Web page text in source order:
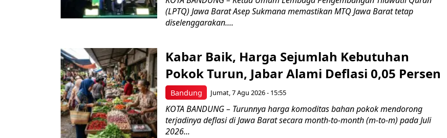
(LPTQ) Jawa Barat Asep Sukmana memastikan MTQ Jawa Barat tetap
diselenggarakan....
Bandung
Kabar Baik, Harga Sejumlah Kebutuhan
Pokok Turun, Jabar Alami Deflasi 0,05 Persen
Jumat, 7 Agu 2026 - 15:55
KOTA BANDUNG – Turunnya harga komoditas bahan pokok mendorong
terjadinya deflasi di Jawa Barat secara month-to-month (m-to-m) pada Juli
2026...